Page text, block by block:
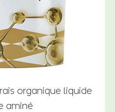
organique liquide
aminé